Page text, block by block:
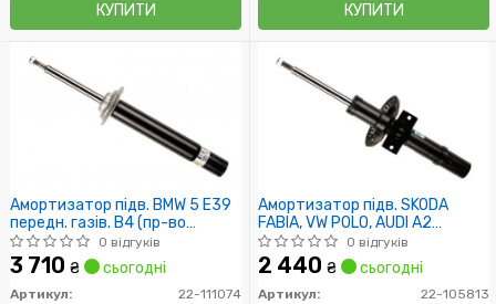
КУПИТИ КУПИТИ
Амортизатор підв. BMW 5 E39
передн. газів. B4 (пр-во
Bilstein)
0 відгуків
3 710 ₴ сьогодні
Артикул:
22-111074
Амортизатор підв. SKODA
FABIA, VW POLO, AUDI A2
передн. газів. B4 (пр-во
Bilstein)
0 відгуків
2 440 ₴ сьогодні
Артикул:
22-105813